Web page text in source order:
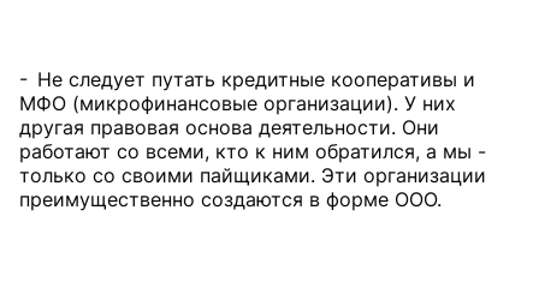
- Не следует путать кредитные кооперативы и
МФО (микрофинансовые организации). У них
другая правовая основа деятельности. Они
работают со всеми, кто к ним обратился, а мы -
только со своими пайщиками. Эти организации
преимущественно создаются в форме ООО.